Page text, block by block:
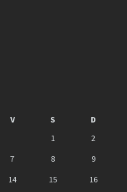
V S
D
1
2
7 8
9
14 15
16